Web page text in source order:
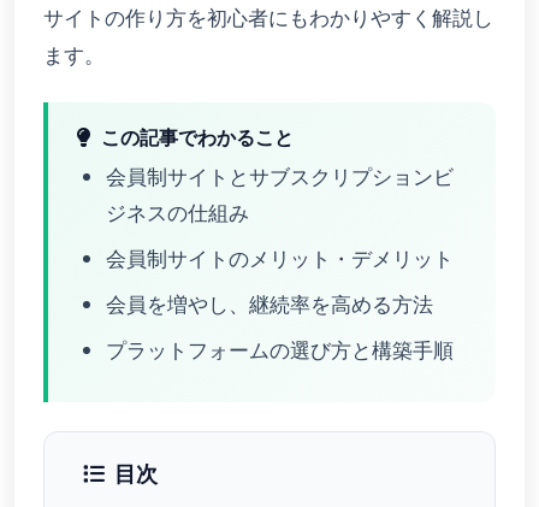
サイトの作り方を初心者にもわかりやすく解説し
ます。
この記事でわかること
会員制サイトとサブスクリプションビ
ジネスの仕組み
会員制サイトのメリット・デメリット
会員を増やし、継続率を高める方法
プラットフォームの選び方と構築手順
目次